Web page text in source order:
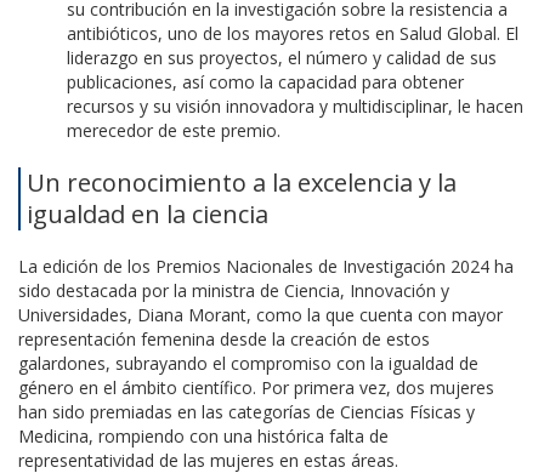
su contribución en la investigación sobre la resistencia a
antibióticos, uno de los mayores retos en Salud Global. El
liderazgo en sus proyectos, el número y calidad de sus
publicaciones, así como la capacidad para obtener
recursos y su visión innovadora y multidisciplinar, le hacen
merecedor de este premio.
Un reconocimiento a la excelencia y la
igualdad en la ciencia
La edición de los Premios Nacionales de Investigación 2024 ha
sido destacada por la ministra de Ciencia, Innovación y
Universidades, Diana Morant, como la que cuenta con mayor
representación femenina desde la creación de estos
galardones, subrayando el compromiso con la igualdad de
género en el ámbito científico. Por primera vez, dos mujeres
han sido premiadas en las categorías de Ciencias Físicas y
Medicina, rompiendo con una histórica falta de
representatividad de las mujeres en estas áreas.